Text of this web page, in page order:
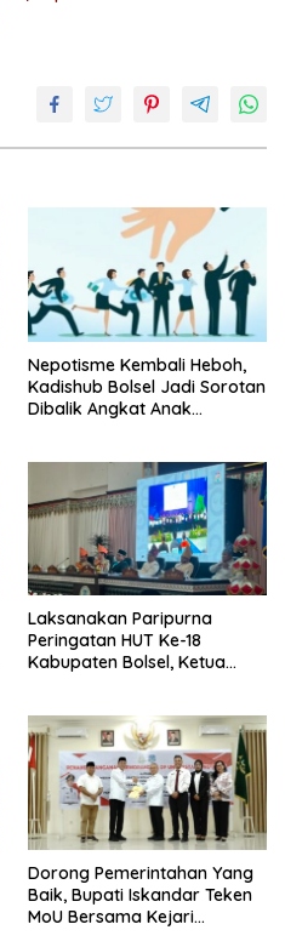
Nepotisme Kembali Heboh,
Kadishub Bolsel Jadi Sorotan
Dibalik Angkat Anak
Laksanakan Paripurna
Peringatan HUT Ke-18
Kabupaten Bolsel, Ketua
Dorong Pemerintahan Yang
Baik, Bupati Iskandar Teken
MoU Bersama Kejari